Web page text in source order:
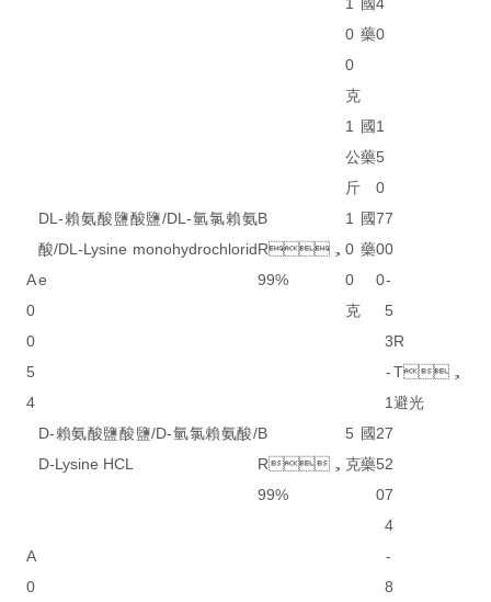
0
0
克
藥0
1
公
斤
國
藥
1
5
0
A
0
0
5
4
DL-賴氨酸鹽酸鹽/DL-氫氯賴氨
酸/DL-Lysine monohydrochlorid
e
B
R，
99%
1
0
0
克
國
藥
7
0
0
7
0
-
5
3
-
1
R
T，
避光
A
0
D-賴氨酸鹽酸鹽/D-氫氯賴氨酸/
D-Lysine HCL
B
R，
99%
5
克
國
藥
2
5
0
7
2
7
4
-
8